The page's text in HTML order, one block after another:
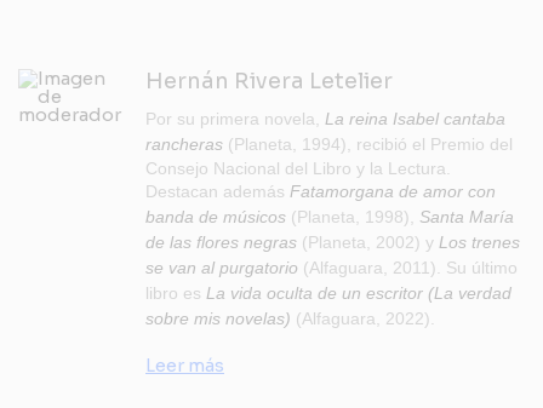
Hernán Rivera Letelier
Por su primera novela, La reina Isabel cantaba
rancheras (Planeta, 1994), recibió el Premio del
Consejo Nacional del Libro y la Lectura.
Destacan además Fatamorgana de amor con
banda de músicos (Planeta, 1998), Santa María
de las flores negras (Planeta, 2002) y Los trenes
se van al purgatorio (Alfaguara, 2011). Su último
libro es La vida oculta de un escritor (La verdad
sobre mis novelas) (Alfaguara, 2022).
Leer más